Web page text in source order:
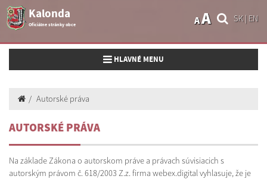
Kalonda
Oficiálne stránky obce
SK| EN
AA
Toggle navigation
HLAVNÉ MENU
Autorské práva
AUTORSKÉ PRÁVA
Na základe Zákona o autorskom práve a právach súvisiacich s
autorským právom č. 618/2003 Z.z. firma webex.digital vyhlasuje, že je